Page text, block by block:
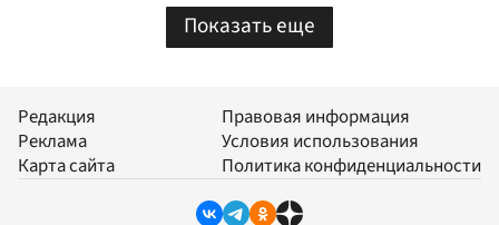
Показать еще
Редакция
Реклама
Карта сайта
Правовая информация
Условия использования
Политика конфиденциальности